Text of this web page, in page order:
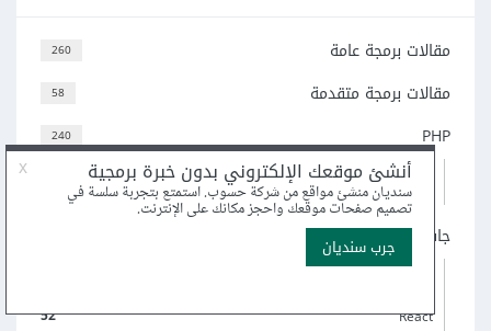
260 مقالات برمجة عامة
58 مقالات برمجة متقدمة
240 PHP
Laravel
ووردبريس
جافاسكربت
لغة TypeScript
52
React